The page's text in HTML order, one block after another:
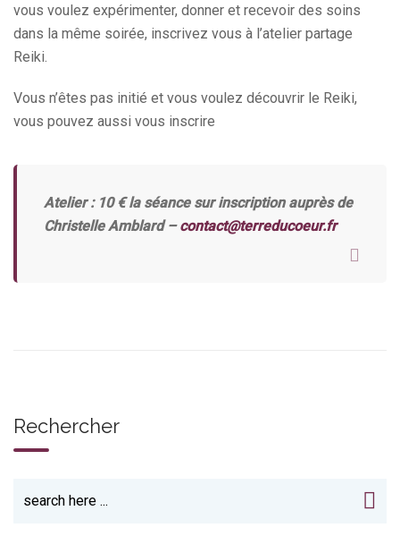
vous voulez expérimenter, donner et recevoir des soins
dans la même soirée, inscrivez vous à l’atelier partage
Reiki.
Vous n’êtes pas initié et vous voulez découvrir le Reiki,
vous pouvez aussi vous inscrire
Atelier : 10 € la séance sur inscription auprès de
Christelle Amblard –contact@terreducoeur.fr
Rechercher